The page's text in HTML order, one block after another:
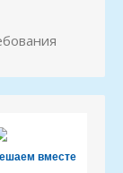
вместе